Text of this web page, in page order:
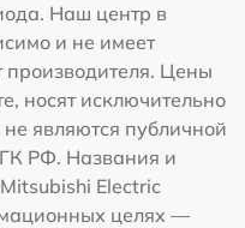
Наш центр в
и не имеет
Цены
носят исключительно
являются публичной
ГК РФ. Названия и
Electric
целях —